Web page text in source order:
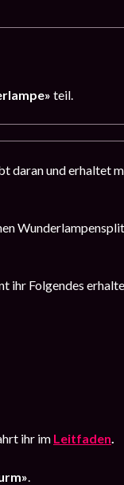
teil.
daran und erhaltet
ihr Folgendes
ihr im Leitfaden.
.